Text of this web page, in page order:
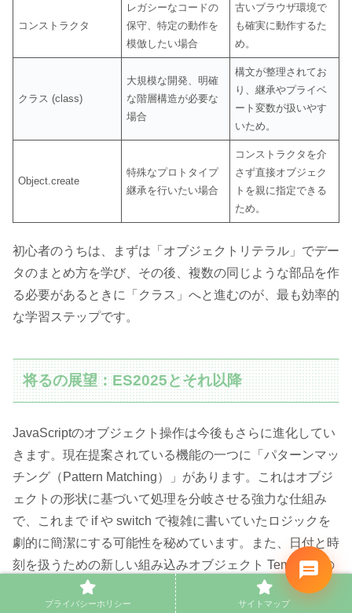
コンストラクタ
レガシーなコードの
保守、特定の動作を
模倣したい場合
古いブラウザ環境で
も確実に動作するた
め。
クラス (class)
大規模な開発、明確
な階層構造が必要な
場合
構文が整理されてお
り、継承やプライベ
ート変数が扱いやす
いため。
Object.create
特殊なプロトタイプ
継承を行いたい場合
コンストラクタを介
さず直接オブジェク
トを親に指定できる
ため。
初心者のうちは、まずは「オブジェクトリテラル」でデー
タのまとめ方を学び、その後、複数の同じような部品を作
る必要があるときに「クラス」へと進むのが、最も効率的
な学習ステップです。
将るの展望：ES2025とそれ以降
JavaScriptのオブジェクト操作は今後もさらに進化してい
きます。現在提案されている機能の一つに「パターンマッ
チング（Pattern Matching）」があります。これはオブジ
ェクトの形状に基づいて処理を分岐させる強力な仕組み
で、これまで if や switch で複雑に書いていたロジックを
劇的に簡潔にする可能性を秘めています。また、日付と時
刻を扱うための新しい組み込みオブジェクト Temporal の
導入も進んでおり、従来の Date オブジェクトが抱えてい
た多くの問題が解決されようとしています。このように、
プライバシーホリシー サイトマップ